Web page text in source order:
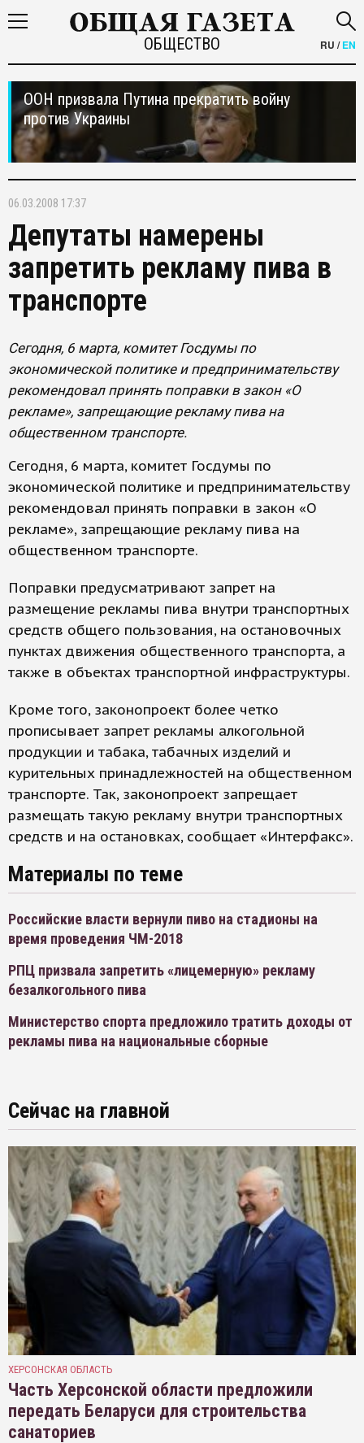
ОБЩЕСТВО RU /EN
ООН призвала Путина прекратить войну
против Украины
06.03.2008 17:37
Депутаты намерены
запретить рекламу пива в
транспорте
Сегодня, 6 марта, комитет Госдумы по
экономической политике и предпринимательству
рекомендовал принять поправки в закон «О
рекламе», запрещающие рекламу пива на
общественном транспорте.
Сегодня, 6 марта, комитет Госдумы по
экономической политике и предпринимательству
рекомендовал принять поправки в закон «О
рекламе», запрещающие рекламу пива на
общественном транспорте.
Поправки предусматривают запрет на
размещение рекламы пива внутри транспортных
средств общего пользования, на остановочных
пунктах движения общественного транспорта, а
также в объектах транспортной инфраструктуры.
Кроме того, законопроект более четко
прописывает запрет рекламы алкогольной
продукции и табака, табачных изделий и
курительных принадлежностей на общественном
транспорте. Так, законопроект запрещает
размещать такую рекламу внутри транспортных
средств и на остановках, сообщает «Интерфакс».
Материалы по теме
Российские власти вернули пиво на стадионы на
время проведения ЧМ-2018
РПЦ призвала запретить «лицемерную» рекламу
безалкогольного пива
Министерство спорта предложило тратить доходы от
рекламы пива на национальные сборные
Сейчас на главной
ХЕРСОНСКАЯ ОБЛАСТЬ
Часть Херсонской области предложили
передать Беларуси для строительства
санаториев